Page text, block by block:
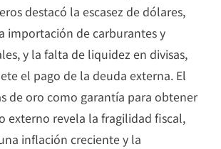
destacó la escasez de dólares,
importación de carburantes y
y la falta de liquidez en divisas,
el pago de la deuda externa. El
de oro como garantía para obtener
externo revela la fragilidad fiscal,
inflación creciente y la